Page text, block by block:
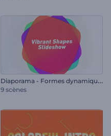
D
iaporama - Formes dynamiques
9 scènes